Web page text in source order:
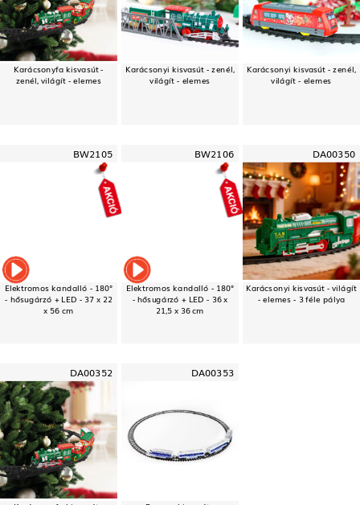
Karácsonyfa kisvasút -
zenél, világít - elemes
Karácsonyi kisvasút - zenél,
világít - elemes
Karácsonyi kisvasút - zenél,
világít - elemes
BW2105
Elektromos kandalló - 180°
- hősugárzó + LED - 37 x 22
x 56 cm
BW2106
Elektromos kandalló - 180°
- hősugárzó + LED - 36 x
21,5 x 36 cm
DA00350
Karácsonyi kisvasút - világít
- elemes - 3 féle pálya
DA00352 DA00353